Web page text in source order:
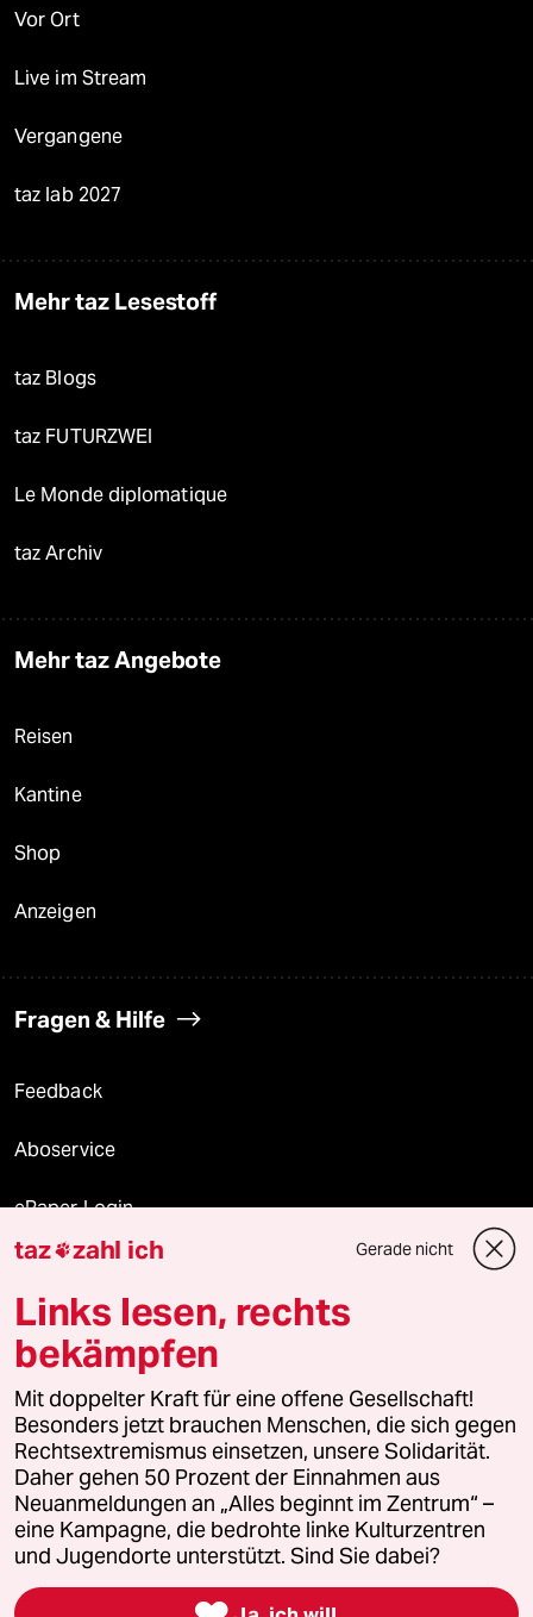
Vor Ort
Live im Stream
Vergangene
taz lab 2027
Mehr taz Lesestoff
taz Blogs
taz FUTURZWEI
Le Monde diplomatique
taz Archiv
Mehr taz Angebote
Reisen
Kantine
Shop
Anzeigen
Fragen & Hilfe
Feedback
Aboservice
ePaper Login
Downloads für Abonnierende
© 2026 taz Verlags und Vertriebs GmbH
Alle Rechte vorbehalten. Bei rechtlichen Fragen oder für Genehmigungen
wenden Sie sich bitte an lizenzen@taz.de
Feedback Redaktionsstatut Kommune-Richtlinien
Leitlinie Informant Datenschutz Impressum AGB
Seitenwende Einwilligungen widerrufen (Ads)
taz zahl ich Gerade nicht
Links lesen, rechts
bekämpfen
Mit doppelter Kraft für eine offene Gesellschaft!
Besonders jetzt brauchen Menschen, die sich gegen
Rechtsextremismus einsetzen, unsere Solidarität.
Daher gehen 50 Prozent der Einnahmen aus
Neuanmeldungen an „Alles beginnt im Zentrum“ –
eine Kampagne, die bedrohte linke Kulturzentren
und Jugendorte unterstützt. Sind Sie dabei?